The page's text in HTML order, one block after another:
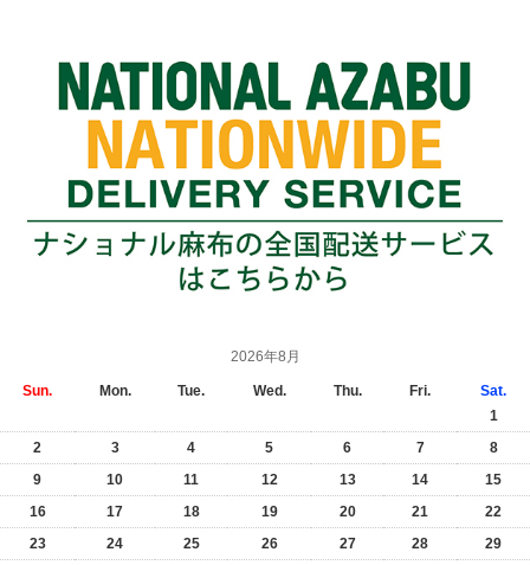
2026年8月
Sun. Mon. Tue. Wed. Thu. Fri.
Sat.
1
2
3 4 5 6 7
8
9
10 11 12 13 14
15
16
17 18 19 20 21
22
23
24 25 26 27 28
29